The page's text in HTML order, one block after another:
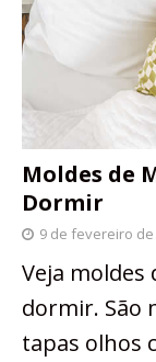
Moldes de
Dormir
9 de fevereiro de
Veja moldes
dormir. São
tapas olhos